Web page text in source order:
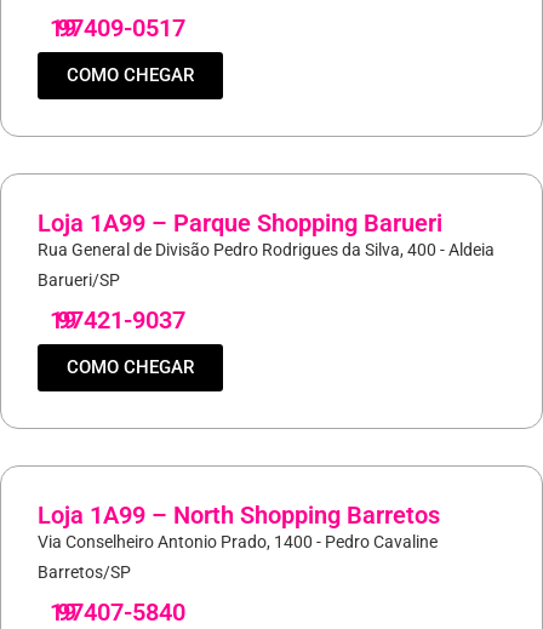
19
97409-0517
COMO CHEGAR
Loja 1A99 – Parque Shopping Barueri
Rua General de Divisão Pedro Rodrigues da Silva, 400 - Aldeia
Barueri/SP
19
97421-9037
COMO CHEGAR
Loja 1A99 – North Shopping Barretos
Via Conselheiro Antonio Prado, 1400 - Pedro Cavaline
Barretos/SP
19
97407-5840